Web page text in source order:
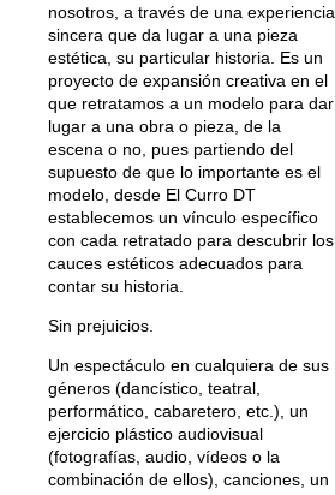
nosotros, a través de una experiencia
sincera que da lugar a una pieza
estética, su particular historia. Es un
proyecto de expansión creativa en el
que retratamos a un modelo para dar
lugar a una obra o pieza, de la
escena o no, pues partiendo del
supuesto de que lo importante es el
modelo, desde El Curro DT
establecemos un vínculo específico
con cada retratado para descubrir los
cauces estéticos adecuados para
contar su historia.
Sin prejuicios.
Un espectáculo en cualquiera de sus
géneros (dancístico, teatral,
performático, cabaretero, etc.), un
ejercicio plástico audiovisual
(fotografías, audio, vídeos o la
combinación de ellos), canciones, un